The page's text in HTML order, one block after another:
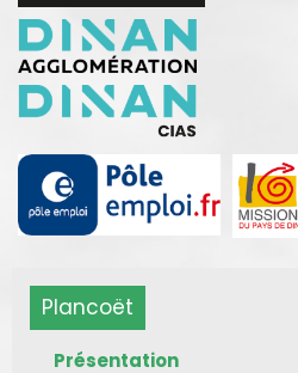
Plancoët
Présentation